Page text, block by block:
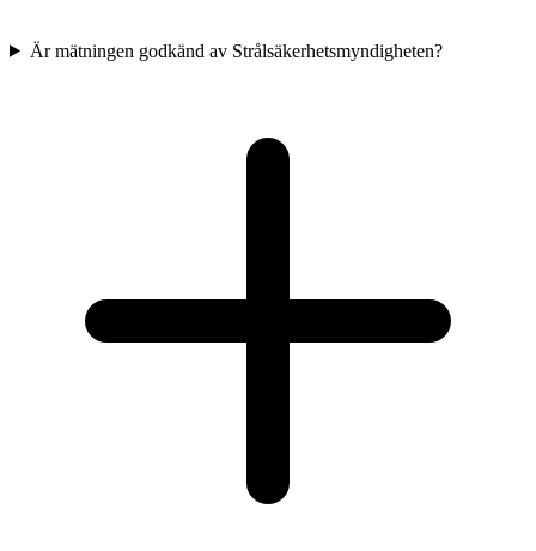
Är mätningen godkänd av Strålsäkerhetsmyndigheten?